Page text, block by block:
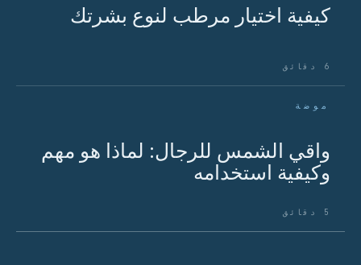
كيفية اختيار مرطب لنوع بشرتك
6 دقائق
موضة
واقي الشمس للرجال: لماذا هو مهم
وكيفية استخدامه
5 دقائق